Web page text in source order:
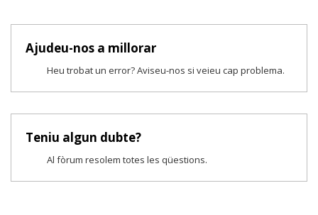
Ajudeu-nos a millorar
Heu trobat un error? Aviseu-nos si veieu cap problema.
Teniu algun dubte?
Al fòrum resolem totes les qüestions.